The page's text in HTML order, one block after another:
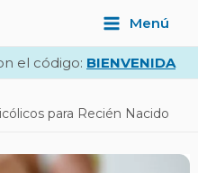
Main
Menu
Menú
el código: BIENVENIDA
para Recién Nacido